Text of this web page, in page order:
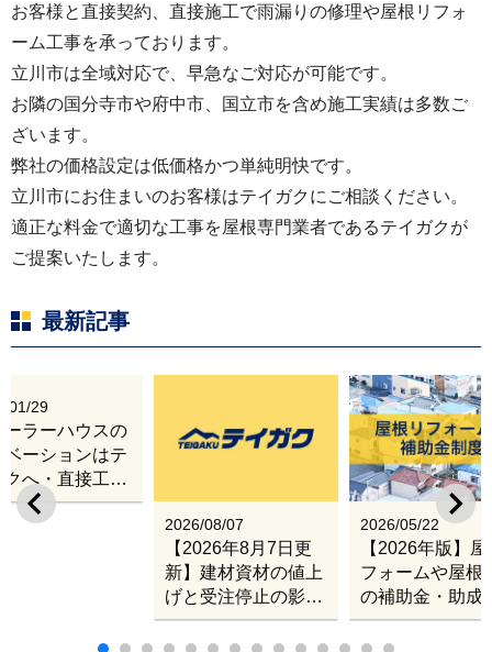
お客様と直接契約、直接施工で雨漏りの修理や屋根リフォ
ーム工事を承っております。
立川市は全域対応で、早急なご対応が可能です。
お隣の国分寺市や府中市、国立市を含め施工実績は多数ご
ざいます。
弊社の価格設定は低価格かつ単純明快です。
立川市にお住まいのお客様はテイガクにご相談ください。
適正な料金で適切な工事を屋根専門業者であるテイガクが
ご提案いたします。
最新記事
2026/08/07
【2026年8月7日更
新】建材資材の値上
げと受注停止の影響
｜塗料・屋根材・シ
ンナー・断熱材・ル
2026/05/22
【2026年版】
フォームや屋根
の補助金・助成
業
01/29
ーラーハウスの
ベーションはテ
クへ・直接工事
張改修サービス